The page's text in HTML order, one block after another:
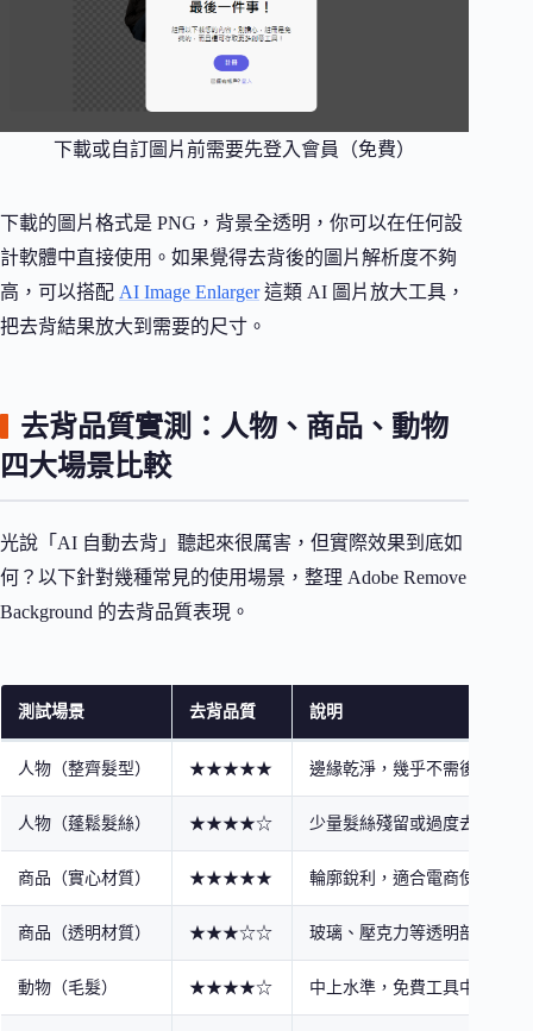
下載或自訂圖片前需要先登入會員（免費）
下載的圖片格式是 PNG，背景全透明，你可以在任何設
計軟體中直接使用。如果覺得去背後的圖片解析度不夠
高，可以搭配 AI Image Enlarger這類 AI 圖片放大工具，
把去背結果放大到需要的尺寸。
去背品質實測：人物、商品、動物
四大場景比較
光說「AI 自動去背」聽起來很厲害，但實際效果到底如
何？以下針對幾種常見的使用場景，整理 Adobe Remove
Background 的去背品質表現。
測試場景 去背品質 說明
人物（整齊髮型） ★★★★★ 邊緣乾淨，幾乎不需後修
人物（蓬鬆髮絲） ★★★★☆ 少量髮絲殘留或過度去除
商品（實心材質） ★★★★★ 輪廓銳利，適合電商使用
商品（透明材質） ★★★☆☆ 玻璃、壓克力等透明部分容易
動物（毛髮） ★★★★☆ 中上水準，免費工具中表現出